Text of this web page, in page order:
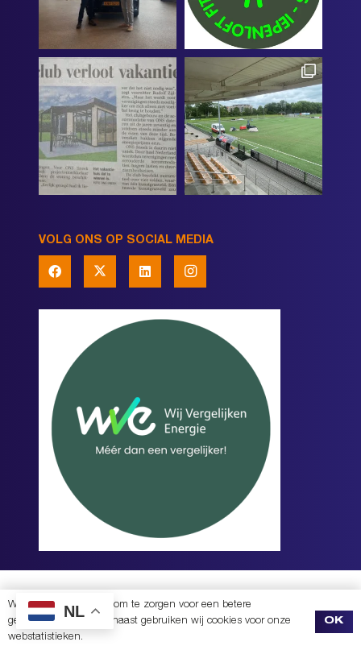
VOLG ONS OP SOCIAL MEDIA
PRIVACYVERKLARING| REALISATIE EN BOUWMOREKOP COMMUNICATIE
DIVITES WEBWERK
NL
Wij gebruiken cookies om te zorgen voor een betere
gebruikservaring. Daarnaast gebruiken wij cookies voor onze
webstatistieken.
OK